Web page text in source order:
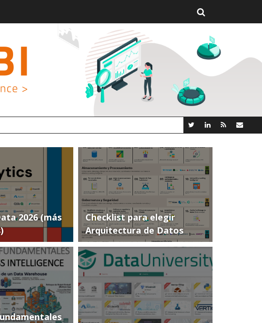
LINCEBI: LA NUEVA PLATAFORMA ANALYTICS AI OPEN SOURCE
2026 (más
Checklist para elegir
Arquitectura de Datos